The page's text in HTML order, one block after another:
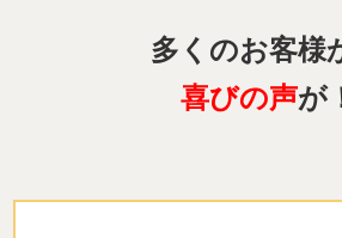
多くのお客様
喜びの声が